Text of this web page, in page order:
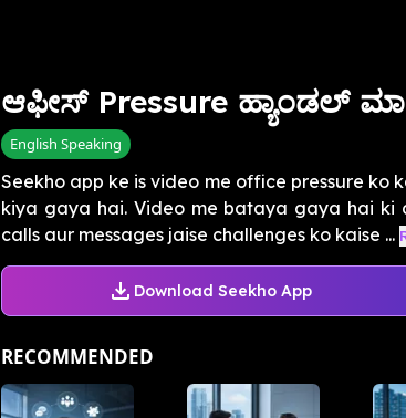
ಆಫೀಸ್ Pressure ಹ್ಯಾಂಡಲ್
English Speaking
Seekho app ke is video me office pressure ko
kiya gaya hai. Video me bataya gaya hai ki
calls aur messages jaise challenges ko kaise ...
Download Seekho App
RECOMMENDED